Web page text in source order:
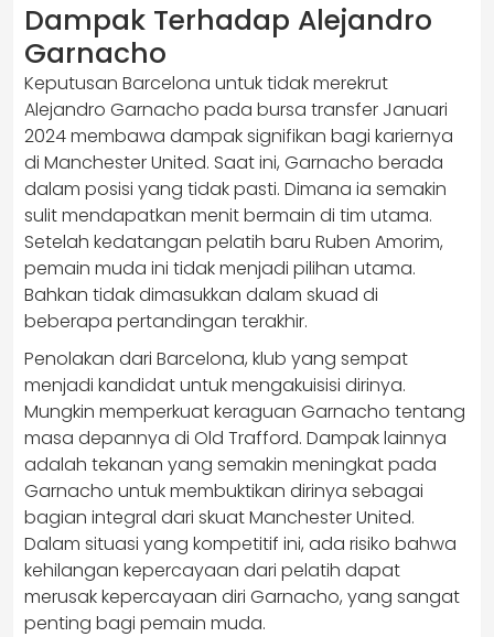
Dampak Terhadap Alejandro
Garnacho
​Keputusan Barcelona untuk tidak merekrut
Alejandro Garnacho pada bursa transfer Januari
2024 membawa dampak signifikan bagi kariernya
di Manchester United.​ Saat ini, Garnacho berada
dalam posisi yang tidak pasti. Dimana ia semakin
sulit mendapatkan menit bermain di tim utama.
Setelah kedatangan pelatih baru Ruben Amorim,
pemain muda ini tidak menjadi pilihan utama.
Bahkan tidak dimasukkan dalam skuad di
beberapa pertandingan terakhir.
Penolakan dari Barcelona, klub yang sempat
menjadi kandidat untuk mengakuisisi dirinya.
Mungkin memperkuat keraguan Garnacho tentang
masa depannya di Old Trafford. Dampak lainnya
adalah tekanan yang semakin meningkat pada
Garnacho untuk membuktikan dirinya sebagai
bagian integral dari skuat Manchester United.
Dalam situasi yang kompetitif ini, ada risiko bahwa
kehilangan kepercayaan dari pelatih dapat
merusak kepercayaan diri Garnacho, yang sangat
penting bagi pemain muda.